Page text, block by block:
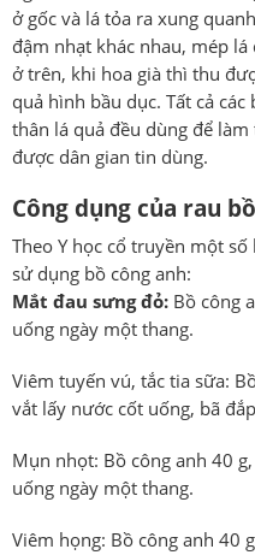
ở gốc và lá tỏa ra xung
đậm nhạt khác nhau, mép
ở trên, khi hoa già thì thu
quả hình bầu dục. Tất cả
thân lá quả đều dùng để
được dân gian tin dùng.
Công dụng của rau
Theo Y học cổ truyền một
sử dụng bồ công anh:
Mắt đau sưng đỏ: Bồ công
uống ngày một thang.
Viêm tuyến vú, tắc tia sữa:
vắt lấy nước cốt uống, bã
Mụn nhọt: Bồ công anh 40
uống ngày một thang.
Viêm họng: Bồ công anh 40